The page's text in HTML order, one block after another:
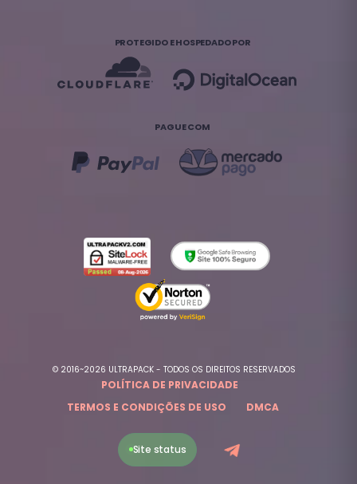
PROTEGIDO E HOSPEDADO POR
PAGUE COM
© 2016~2026 ULTRAPACK - TODOS OS DIREITOS RESERVADOS
POLÍTICA DE PRIVACIDADE
TERMOS E CONDIÇÕES DE USO
DMCA
Site status